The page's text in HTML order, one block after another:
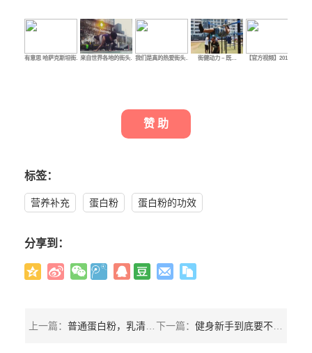
有意思 哈萨克斯坦街…来自世界各地的街头…我们是真的热爱街头… 街健动力 – 既… 【官方视频】2015年…
赞 助
标签：
营养补充 蛋白粉 蛋白粉的功效
分享到：
上一篇： 普通蛋白粉，乳清蛋白粉和缓释蛋白粉的区别 下一篇： 健身新手到底要不要喝蛋白粉？以及喝多少才合适？